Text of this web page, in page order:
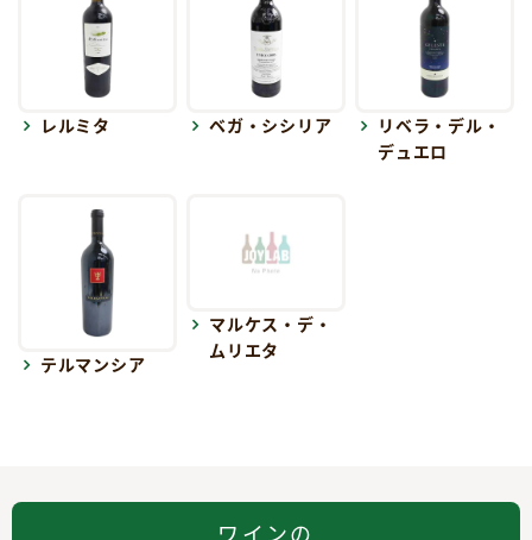
レルミタ ベガ・シシリア
リベラ・デル・
デュエロ
テルマンシア
マルケス・デ・
ムリエタ